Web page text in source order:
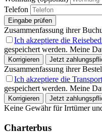
Telefon
Eingabe prüfen
Zusammenfassung ihrer
Ich akzeptiere die
gespeichert werden. Meine
Korrigieren Jetzt
Zusammenfassung ihrer
Ich akzeptiere die
gespeichert werden. Meine
Korrigieren Jetzt
Keine Gewähr für Irrtümer
Charterbus